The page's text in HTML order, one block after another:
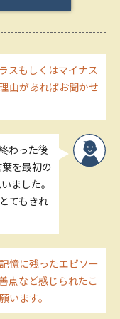
スもしくはマイナス
由があればお聞かせ
わった後
を最初の
ました。
てもきれ
憶に残ったエピソー
点など感じられたこ
います。